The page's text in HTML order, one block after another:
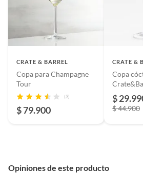
CRATE & BARREL
Copa para Champagne
Tour
(3)
$ 79.900
CRATE &
Copa
Pieza
$
$ 44.900
Opiniones de este producto